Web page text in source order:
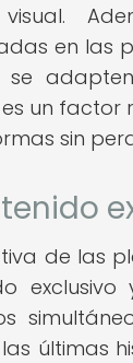
en las
se
un factor
sin
de las
últimas